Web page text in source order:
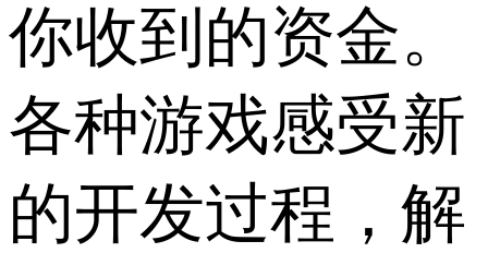
你收到的资金。
各种游戏感受新
的开发过程，解